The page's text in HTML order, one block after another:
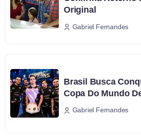
Original
Gabriel Fernandes
Brasil Busca
Copa Do Mundo
Gabriel Fernandes